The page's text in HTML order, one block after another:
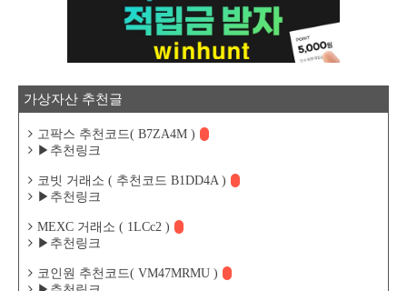
가상자산 추천글
고팍스 추천코드( B7ZA4M )
▶추천링크
코빗 거래소 ( 추천코드 B1DD4A )
▶추천링크
MEXC 거래소 ( 1LCc2 )
▶추천링크
코인원 추천코드( VM47MRMU )